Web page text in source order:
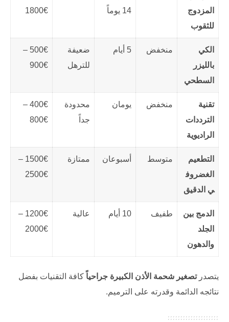
المزدوج
للثقوب
14 يوماً
1800€
الكي
بالليزر
السطحي
منخفض 5 أيام
ضعيفة
للترهل
500€ –
900€
تقنية
الترددات
الراديوية
منخفض يومان
محدودة
جداً
400€ –
800€
التطعيم
الغضروف
ي الدقيق
متوسط أسبوعان ممتازة
1500€ –
2500€
الدمج بين
الجلد
والدهون
طفيف 10 أيام عالية
1200€ –
2000€
يتصدرتصغير شحمة الأذن الكبيرة جراحياً كافة التقنيات بفضل
نتائجه الدائمة وقدرته على الترميم.